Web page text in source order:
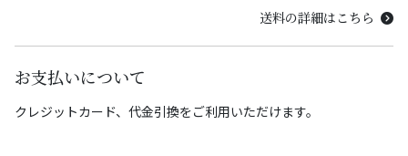
送料の詳細はこちら
お支払いについて
クレジットカード、代金引換をご利用いただけます。